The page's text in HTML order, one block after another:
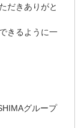
だきありがと
きるように一
グループ